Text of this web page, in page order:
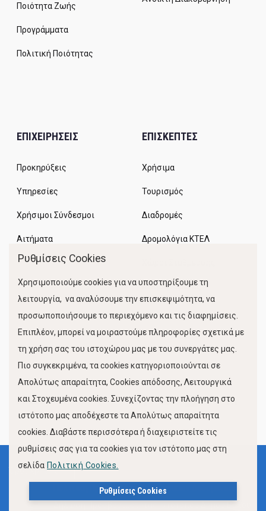
Ποιότητα Ζωής
Προγράμματα
Πολιτική Ποιότητας
ΕΠΙΧΕΙΡΗΣΕΙΣ
Προκηρύξεις
Υπηρεσίες
Χρήσιμοι Σύνδεσμοι
Αιτήματα
ΕΠΙΣΚΕΠΤΕΣ
Χρήσιμα
Τουρισμός
Διαδρομές
Δρομολόγια ΚΤΕΛ
Κίνηση Λιμένος
FOLLOW US
Όροι Χρήσης
Πολιτική Προστασίας Προσωπικών Δεδομένων
Ρυθμίσεις Cookies
Χρησιμοποιούμε cookies για να υποστηρίξουμε τη
λειτουργία, να αναλύσουμε την επισκεψιμότητα, να
προσωποποιήσουμε το περιεχόμενο και τις διαφημίσεις.
Επιπλέον, μπορεί να μοιραστούμε πληροφορίες σχετικά με
τη χρήση σας του ιστοχώρου μας με του συνεργάτες μας.
Πιο συγκεκριμένα, τα cookies κατηγοριοποιούνται σε
Απολύτως απαραίτητα, Cookies απόδοσης, Λειτουργικά
και Στοχευμένα cookies. Συνεχίζοντας την πλοήγηση στο
ιστότοπο μας αποδέχεστε τα Απολύτως απαραίτητα
cookies. Διαβάστε περισσότερα ή διαχειριστείτε τις
ρυθμίσεις σας για τα cookies για τον ιστότοπο μας στη
σελίδα Πολιτική Cookies.
Ρυθμίσεις Cookies